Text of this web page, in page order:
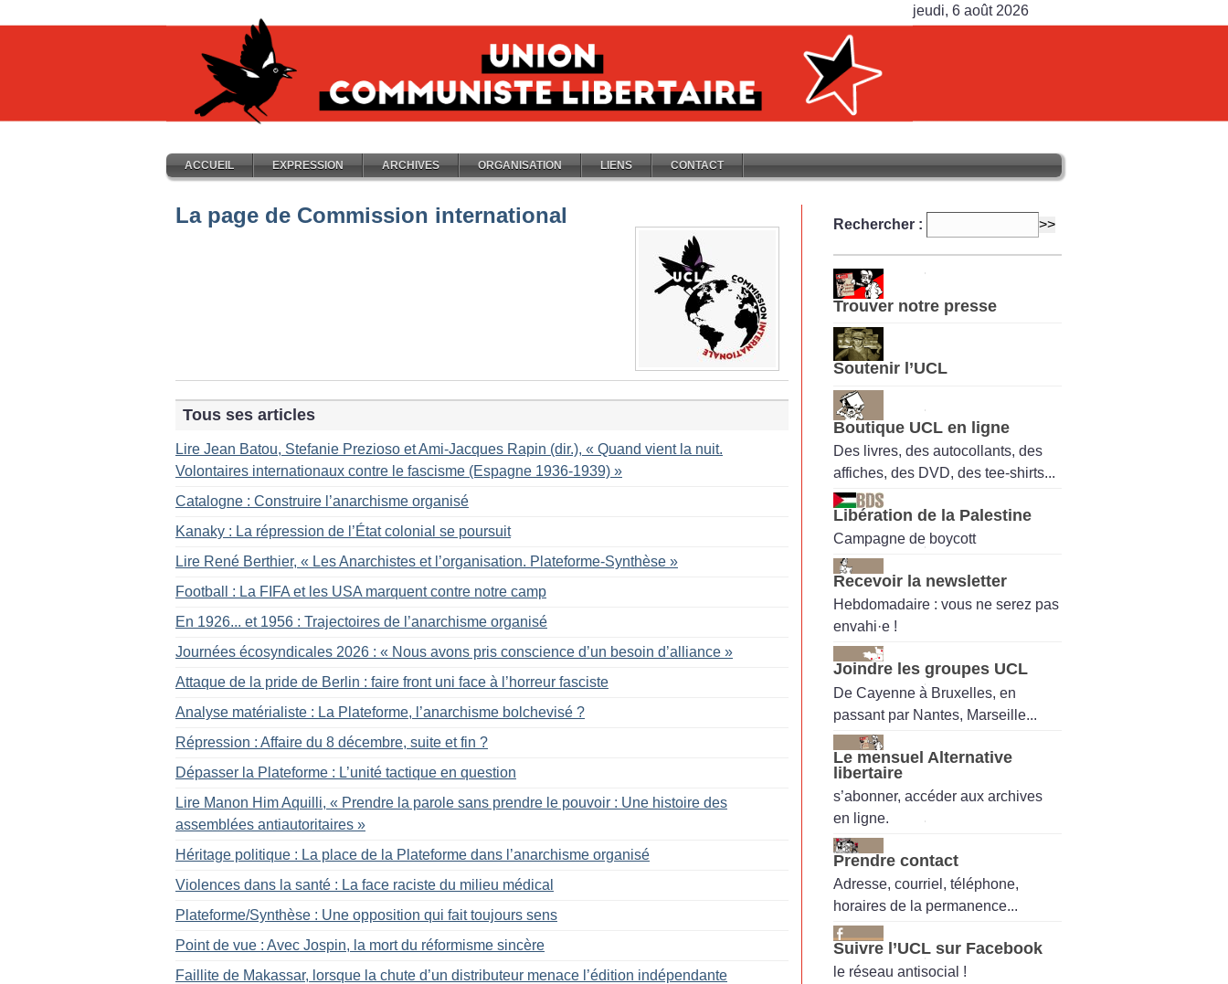
jeudi, 6 août 2026
ACCUEIL EXPRESSION ARCHIVES ORGANISATION LIENS CONTACT
La page de Commission international
Tous ses articles
Lire Jean Batou, Stefanie Prezioso et Ami-Jacques Rapin (dir.), « Quand vient la nuit.
Volontaires internationaux contre le fascisme (Espagne 1936-1939) »
Catalogne : Construire l’anarchisme organisé
Kanaky : La répression de l’État colonial se poursuit
Lire René Berthier, « Les Anarchistes et l’organisation. Plateforme-Synthèse »
Football : La FIFA et les USA marquent contre notre camp
En 1926... et 1956 : Trajectoires de l’anarchisme organisé
Journées écosyndicales 2026 : « Nous avons pris conscience d’un besoin d’alliance »
Attaque de la pride de Berlin : faire front uni face à l’horreur fasciste
Analyse matérialiste : La Plateforme, l’anarchisme bolchevisé ?
Répression : Affaire du 8 décembre, suite et fin ?
Dépasser la Plateforme : L’unité tactique en question
Lire Manon Him Aquilli, « Prendre la parole sans prendre le pouvoir : Une histoire des
assemblées antiautoritaires »
Héritage politique : La place de la Plateforme dans l’anarchisme organisé
Violences dans la santé : La face raciste du milieu médical
Plateforme/Synthèse : Une opposition qui fait toujours sens
Point de vue : Avec Jospin, la mort du réformisme sincère
Faillite de Makassar, lorsque la chute d’un distributeur menace l’édition indépendante
Rechercher :
Trouver notre presse
Soutenir l’UCL
Boutique UCL en ligne
Des livres, des autocollants, des
affiches, des DVD, des tee-shirts...
Libération de la Palestine
Campagne de boycott
Recevoir la newsletter
Hebdomadaire : vous ne serez pas
envahi·e !
Joindre les groupes UCL
De Cayenne à Bruxelles, en
passant par Nantes, Marseille...
Le mensuel Alternative
libertaire
s’abonner, accéder aux archives
en ligne.
Prendre contact
Adresse, courriel, téléphone,
horaires de la permanence...
Suivre l’UCL sur Facebook
le réseau antisocial !